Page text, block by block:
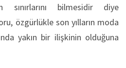
sınırlarını bilmesidir diye
özgürlükle son yılların moda
yakın bir ilişkinin olduğuna